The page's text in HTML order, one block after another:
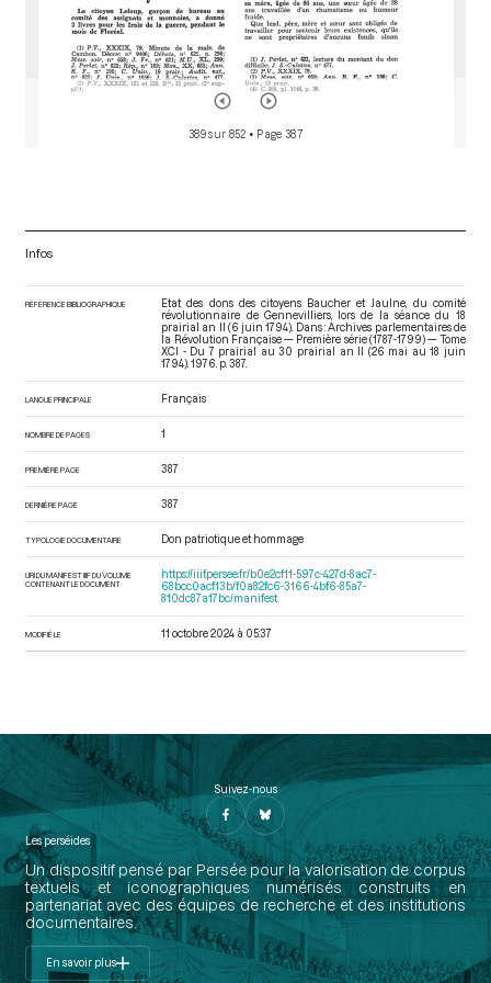
389 sur 852 • Page 387
Infos
RÉFÉRENCE BIBLIOGRAPHIQUE
Etat des dons des citoyens Baucher et Jaulne, du comité
révolutionnaire de Gennevilliers, lors de la séance du 18
prairial an II (6 juin 1794). Dans : Archives parlementaires de
la Révolution Française — Première série (1787-1799) — Tome
XCI - Du 7 prairial au 30 prairial an II (26 mai au 18 juin
1794) . 1976. p. 387.
LANGUE PRINCIPALE Français
NOMBRE DE PAGES 1
PREMIÈRE PAGE 387
DERNIÈRE PAGE 387
TYPOLOGIE DOCUMENTAIRE Don patriotique et hommage
URI DU MANIFEST IIIF DU VOLUME
CONTENANT LE DOCUMENT
https://iiif.persee.fr/b0e2cf11-597c-427d-8ac7-
68bcc0acf13b/f0a82fc6-3166-4bf6-85a7-
810dc87a17bc/manifest
MODIFIÉ LE 11 octobre 2024 à 05:37
Suivez-nous
Les perséides
Un dispositif pensé par Persée pour la valorisation de corpus
textuels et iconographiques numérisés construits en
partenariat avec des équipes de recherche et des institutions
documentaires.
En savoir plus